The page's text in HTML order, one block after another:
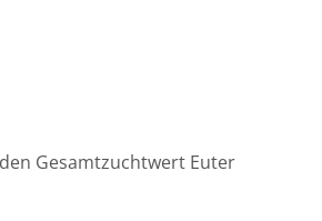
Gesamtzuchtwert Euter